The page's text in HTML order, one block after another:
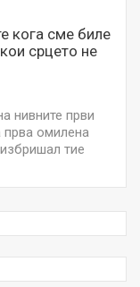
кога сме биле
срцето не
нивните први
прва омилена
тие